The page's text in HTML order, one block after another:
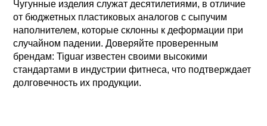
Чугунные изделия служат десятилетиями, в отличие
от бюджетных пластиковых аналогов с сыпучим
наполнителем, которые склонны к деформации при
случайном падении. Доверяйте проверенным
брендам: Tiguar известен своими высокими
стандартами в индустрии фитнеса, что подтверждает
долговечность их продукции.